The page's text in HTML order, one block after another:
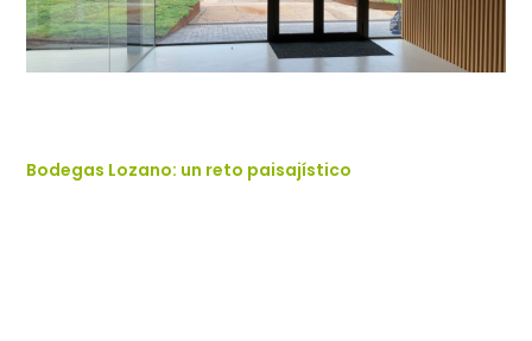
Bodegas Lozano: un reto paisajístico